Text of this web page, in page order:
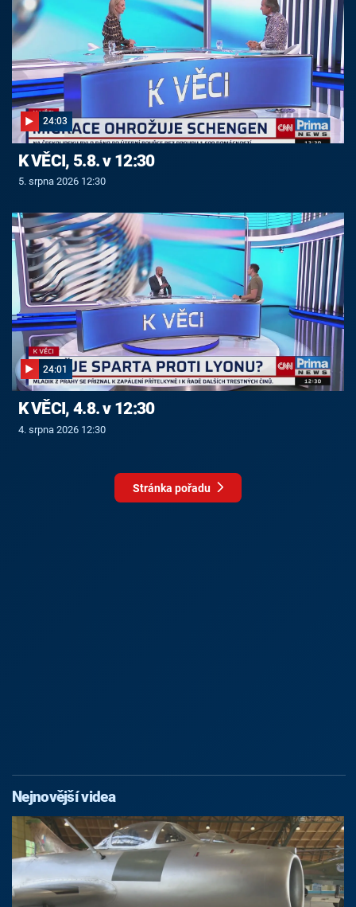
24:03
K VĚCI, 5.8. v 12:30
5. srpna 2026 12:30
24:01
K VĚCI, 4.8. v 12:30
4. srpna 2026 12:30
Stránka pořadu
Nejnovější videa